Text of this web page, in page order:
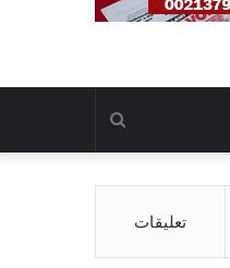
بحث
عن
تعليقات